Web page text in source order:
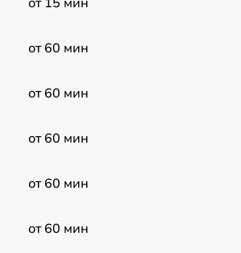
от 60 мин
от 60 мин
от 60 мин
от 60 мин
от 60 мин